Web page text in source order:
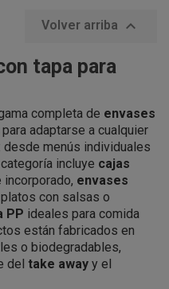
Volver arriba 
tapa para
completa de envases
adaptarse a cualquier
menús individuales
incluye cajas
incorporado, envases
con salsas o
PP ideales para comida
están fabricados en
o biodegradables,
del take away y el